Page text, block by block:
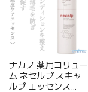
ナカノ 薬用コリュー
ム ネセルプ スキャ
ルプ エッセンス